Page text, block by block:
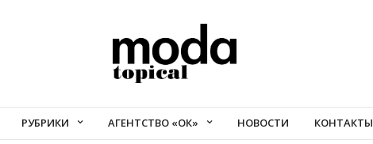
РУБРИКИ АГЕНТСТВО «ОК» НОВОСТИ КОНТАКТЫ